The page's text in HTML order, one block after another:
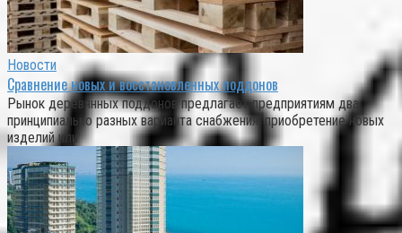
Новости
Сравнение новых и восстановленных поддонов
Рынок деревянных поддонов предлагает предприятиям два
принципиально разных варианта снабжения: приобретение новых
изделий или